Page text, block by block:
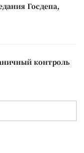
Госдепа,
контроль